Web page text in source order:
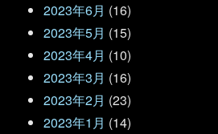
2023年6月 (16)
2023年5月 (15)
2023年4月 (10)
2023年3月 (16)
2023年2月 (23)
2023年1月 (14)